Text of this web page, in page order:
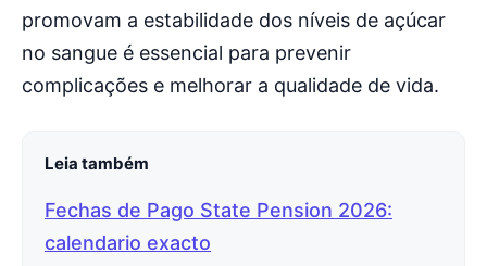
promovam a estabilidade dos níveis de açúcar
no sangue é essencial para prevenir
complicações e melhorar a qualidade de vida.
Leia também
Fechas de Pago State Pension 2026:
calendario exacto